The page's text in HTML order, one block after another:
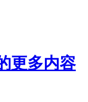
更多内容